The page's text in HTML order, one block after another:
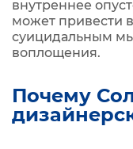
внутреннее
может привести
суицидальным
воплощения.
Почему